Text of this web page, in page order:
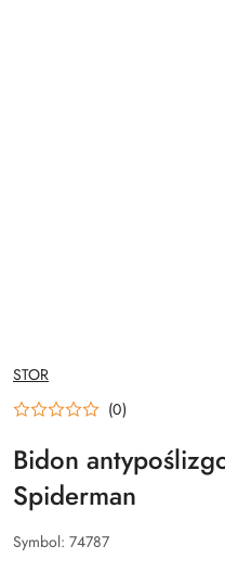
NAZWA
PRODUCENTA:
STOR
(0)
Bidon
Spiderman
Symbol: 74787